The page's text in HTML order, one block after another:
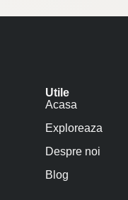
Utile
Acasa
Exploreaza
Despre noi
Blog